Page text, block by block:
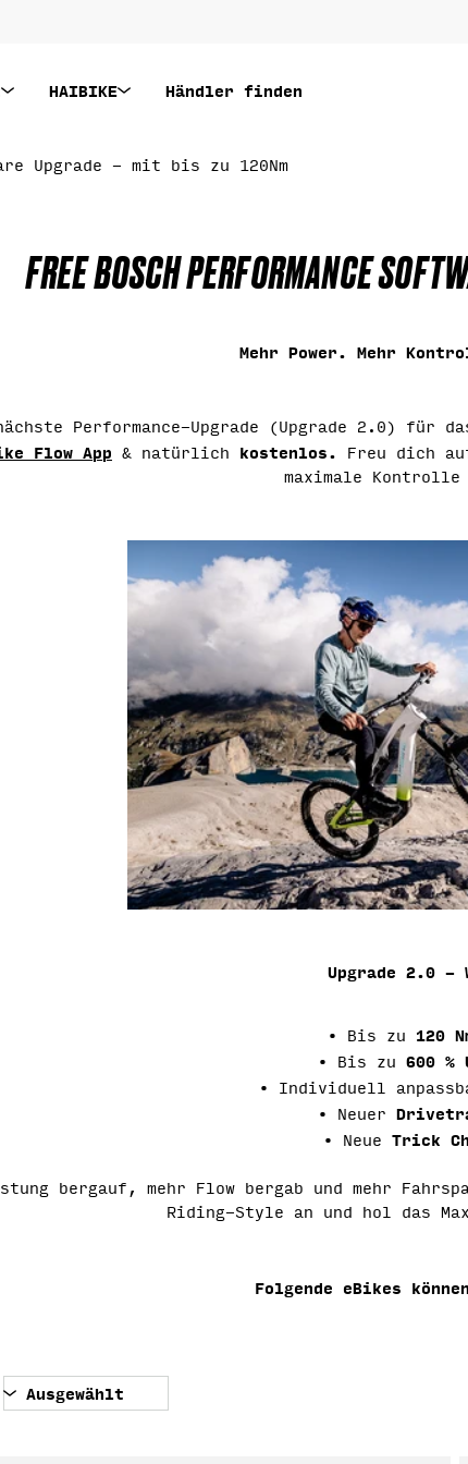
HAIBIKE Händler finden
Upgrade - mit bis zu 120Nm
S
M
FREE BOSCH PERFORMANCE
Mehr Power. Mehr
Performance-Upgrade (Upgrade 2.0)
Flow App & natürlich kostenlos.
Freu dich
maximale
Upgrade 2.0 -
• Bis zu 120
• Bis zu 600 %
• Individuell
• Neuer
• Neue Trick
bergauf, mehr Flow bergab und mehr
Riding-Style an und hol das
Folgende eBikes